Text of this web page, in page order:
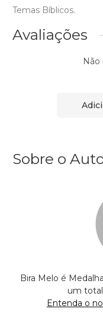
Temas Bíblicos.
Avaliações
Não
Sobre o
Bira Melo é
um
Entenda o